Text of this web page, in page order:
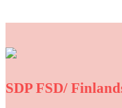
SDP FSD/